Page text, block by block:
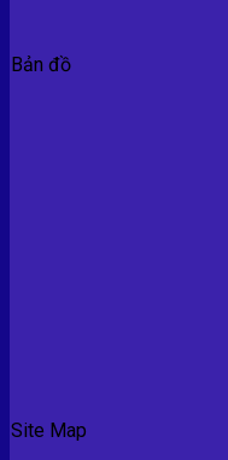
Bản đồ
Site Map